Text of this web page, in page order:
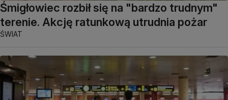
Śmigłowiec rozbił się na "bardzo trudnym"
terenie. Akcję ratunkową utrudnia pożar
ŚWIAT